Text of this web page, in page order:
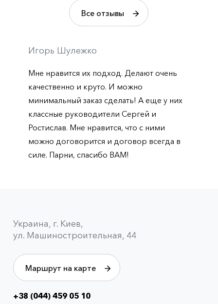
Все отзывы
Игорь Шулежко
Мне нравится их подход. Делают очень
качественно и круто. И можно
минимальный заказ сделать! А еще у них
классные руководители Сергей и
Ростислав. Мне нравится, что с ними
можно договорится и договор всегда в
силе. Парни, спасибо ВАМ!
Украина, г. Киев,
ул. Машиностроительная, 44
Маршрут на карте
+38 (044) 459 05 10